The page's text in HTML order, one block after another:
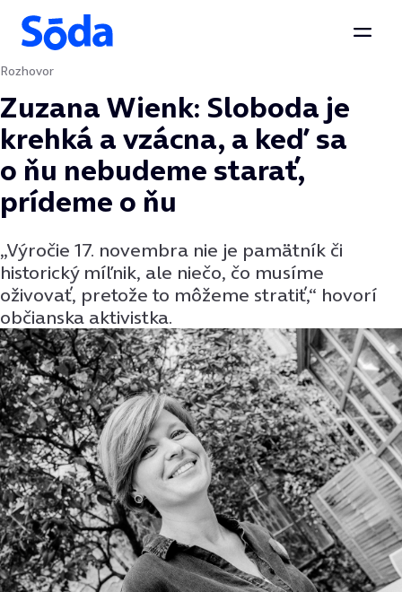
Preskočiť na obsah
Rozhovor
Zuzana Wienk: Sloboda je
krehká a vzácna, a keď sa
o ňu nebudeme starať,
prídeme o ňu
„Výročie 17. novembra nie je pamätník či
historický míľnik, ale niečo, čo musíme
oživovať, pretože to môžeme stratiť,“ hovorí
občianska aktivistka.